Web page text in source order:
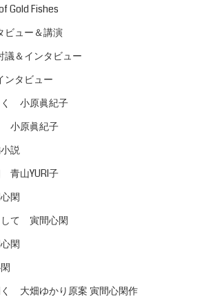
Gold Fishes
ビュー＆講演
議＆インタビュー
ンタビュー
く 小原眞紀子
小原眞紀子
説
青山YURI子
閑
して 寅間心閑
閑
大畑ゆかり原案 寅間心閑作